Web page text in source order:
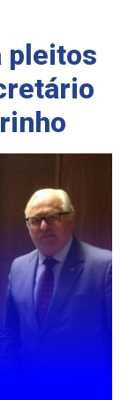
pleitos